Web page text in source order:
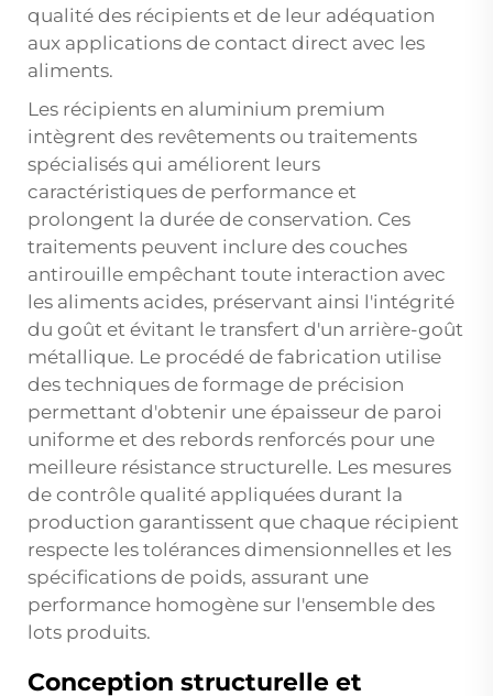
qualité des récipients et de leur adéquation
aux applications de contact direct avec les
aliments.
Les récipients en aluminium premium
intègrent des revêtements ou traitements
spécialisés qui améliorent leurs
caractéristiques de performance et
prolongent la durée de conservation. Ces
traitements peuvent inclure des couches
antirouille empêchant toute interaction avec
les aliments acides, préservant ainsi l'intégrité
du goût et évitant le transfert d'un arrière-goût
métallique. Le procédé de fabrication utilise
des techniques de formage de précision
permettant d'obtenir une épaisseur de paroi
uniforme et des rebords renforcés pour une
meilleure résistance structurelle. Les mesures
de contrôle qualité appliquées durant la
production garantissent que chaque récipient
respecte les tolérances dimensionnelles et les
spécifications de poids, assurant une
performance homogène sur l'ensemble des
lots produits.
Conception structurelle et